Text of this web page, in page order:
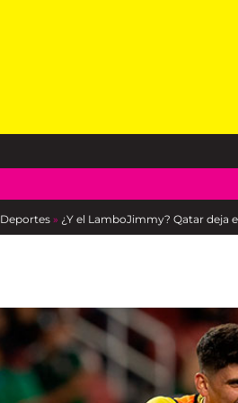
Deportes » ¿Y el LamboJimmy? Qatar deja